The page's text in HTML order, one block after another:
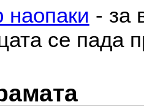
наопаки - за
се пада